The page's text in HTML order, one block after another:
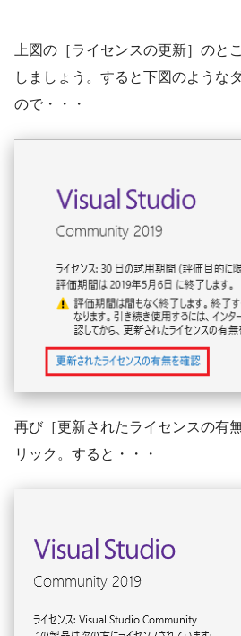
上図の［ライセンスの更新］のと
しましょう。すると下図のような
ので・・・
再び［更新されたライセンスの有
リック。すると・・・